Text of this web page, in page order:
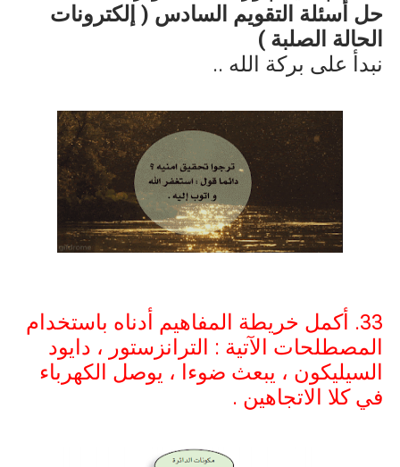
حل أسئلة التقويم السادس ( إلكترونات
الحالة الصلبة )
نبدأ على بركة الله ..
33. أكمل خريطة المفاهيم أدناه باستخدام
المصطلحات الآتية : الترانزستور ، دايود
السيليكون ، يبعث ضوءا ، يوصل الكهرباء
في كلا الاتجاهين .